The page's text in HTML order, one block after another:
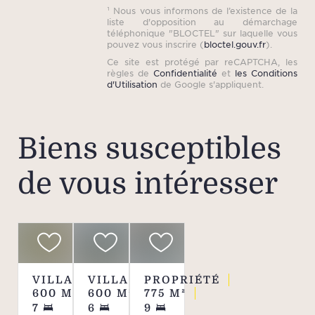
de
¹ Nous vous informons de l’existence de la
liste d'opposition au démarchage
téléphonique "BLOCTEL" sur laquelle vous
pouvez vous inscrire (bloctel.gouv.fr).
Ce site est protégé par reCAPTCHA, les
règles deConfidentialité et les Conditions
d'Utilisation de Google s'appliquent.
Biens susceptibles
de vous intéresser
VILLA
600 M²
7
VILLA
600 M²
6
PROPRIÉTÉ
775 M²
9